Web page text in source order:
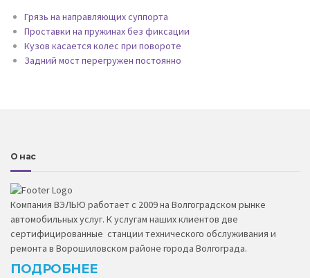
Грязь на направляющих суппорта
Проставки на пружинах без фиксации
Кузов касается колес при повороте
Задний мост перегружен постоянно
О нас
Компания ВЭЛЬЮ работает с 2009 на Волгоградском рынке
автомобильных услуг. К услугам наших клиентов две
сертифицированные станции технического обслуживания и
ремонта в Ворошиловском районе города Волгограда.
ПОДРОБНЕЕ